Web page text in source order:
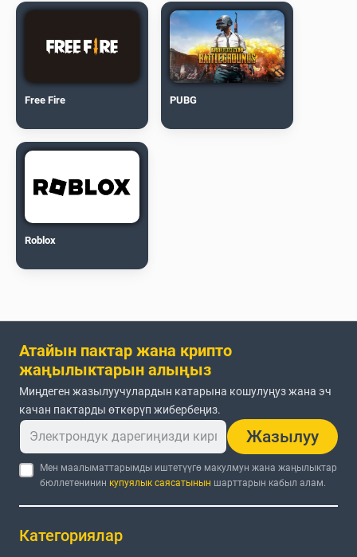
Free Fire PUBG
Roblox
Атайын пактар жана крипто
жаңылыктарын алыңыз
Миңдеген жазылуучулардын катарына кошулуңуз жана эч
качан пактарды өткөрүп жибербеңиз.
Жазылуу
Мен маалыматтарымды иштетүүгө макулмун жана жаңылыктар
бюллетенинин купуялык саясатынын шарттарын кабыл алам.
Категориялар